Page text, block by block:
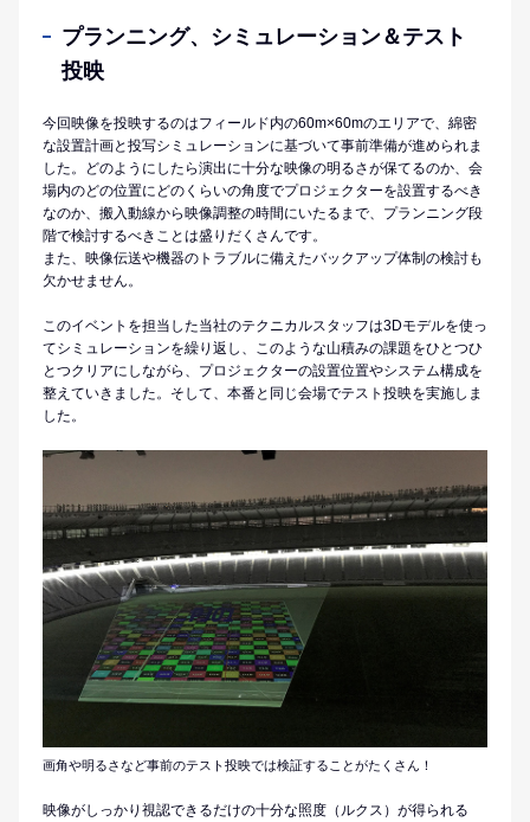
プランニング、シミュレーション＆テスト
投映
今回映像を投映するのはフィールド内の60m×60mのエリアで、綿密
な設置計画と投写シミュレーションに基づいて事前準備が進められま
した。どのようにしたら演出に十分な映像の明るさが保てるのか、会
場内のどの位置にどのくらいの角度でプロジェクターを設置するべき
なのか、搬入動線から映像調整の時間にいたるまで、プランニング段
階で検討するべきことは盛りだくさんです。
また、映像伝送や機器のトラブルに備えたバックアップ体制の検討も
欠かせません。
このイベントを担当した当社のテクニカルスタッフは3Dモデルを使っ
てシミュレーションを繰り返し、このような山積みの課題をひとつひ
とつクリアにしながら、プロジェクターの設置位置やシステム構成を
整えていきました。そして、本番と同じ会場でテスト投映を実施しま
した。
画角や明るさなど事前のテスト投映では検証することがたくさん！
映像がしっかり視認できるだけの十分な照度（ルクス）が得られる